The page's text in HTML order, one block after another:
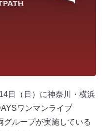
日（日）に神奈川・横浜
ワンマンライブ
グループが実施している